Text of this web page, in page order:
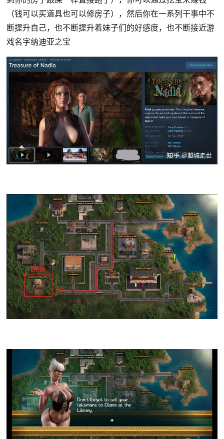
（钱可以买道具也可以修房子），然后你在一系列干事中不
断提升自己，也不断提升着妹子们的好感度，也不断接近游
戏名字纳迪亚之宝